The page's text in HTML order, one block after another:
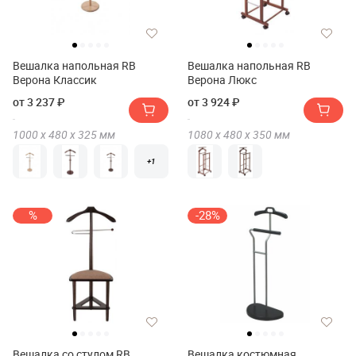
Вешалка напольная RB
Верона Классик
от 3 237 ₽
1000 х480 х325мм
+1
Вешалка напольная RB
Верона Люкс
от 3 924 ₽
1080 х480 х350 мм
% -28%